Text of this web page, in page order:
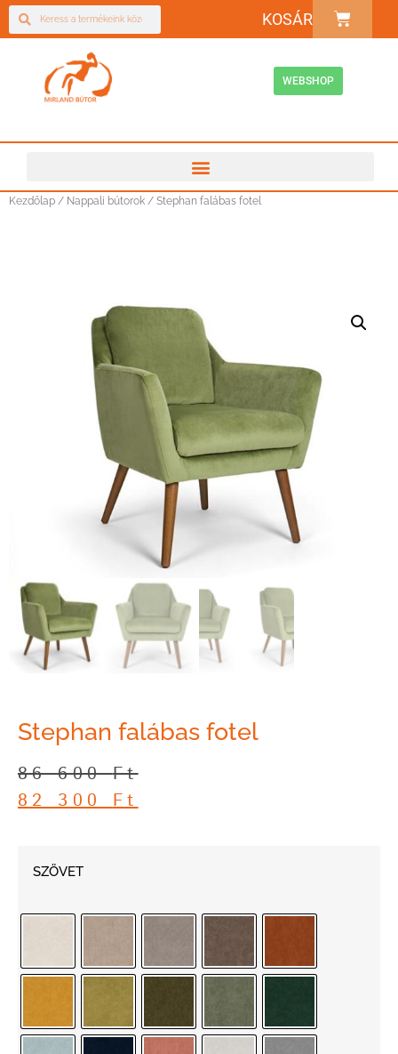
KOSÁR
WEBSHOP
Kezdőlap / Nappali bútorok / Stephan falábas fotel
Stephan falábas fotel
86 600Ft
82 300Ft
SZÖVET